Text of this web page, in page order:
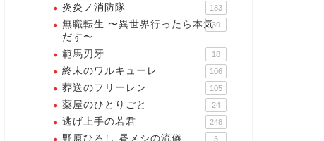
炎炎ノ消防隊 183
無職転生 〜異世界行ったら本気
だす〜
39
範馬刃牙 18
終末のワルキューレ 106
葬送のフリーレン 105
薬屋のひとりごと 24
逃げ上手の若君 248
野原ひろし 昼メシの流儀 3